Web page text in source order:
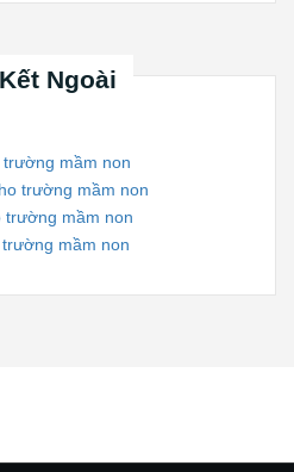
Ngoài
trường mầm non
trường mầm non
trường mầm non
mầm non